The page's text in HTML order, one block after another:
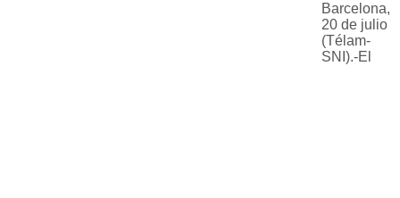
Barcelona,
20 de julio
(Télam-
SNI).-El